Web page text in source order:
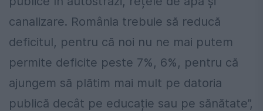
canalizare. România trebuie să reducă
deficitul, pentru că noi nu ne mai putem
permite deficite peste 7%, 6%, pentru că
ajungem să plătim mai mult pe datoria
publică decât pe educație sau pe sănătate”,